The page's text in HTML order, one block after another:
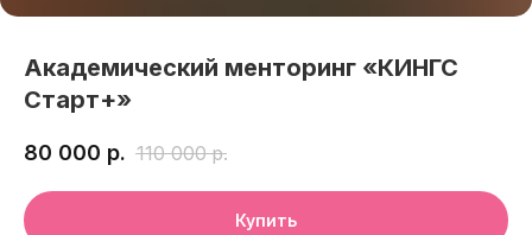
Академический менторинг «КИНГС
Старт+»
80 000 р. 110 000 р.
Купить